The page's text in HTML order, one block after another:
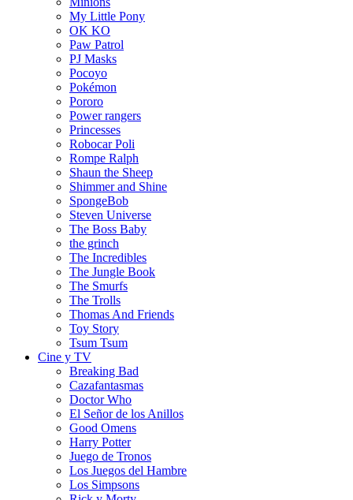
My Little Pony
OK KO
Paw Patrol
PJ Masks
Pocoyo
Pokémon
Pororo
Power rangers
Princesses
Robocar Poli
Rompe Ralph
Shaun the Sheep
Shimmer and Shine
SpongeBob
Steven Universe
The Boss Baby
the grinch
The Incredibles
The Jungle Book
The Smurfs
The Trolls
Thomas And Friends
Toy Story
Tsum Tsum
Cine y TV
Breaking Bad
Cazafantasmas
Doctor Who
El Señor de los Anillos
Good Omens
Harry Potter
Juego de Tronos
Los Juegos del Hambre
Los Simpsons